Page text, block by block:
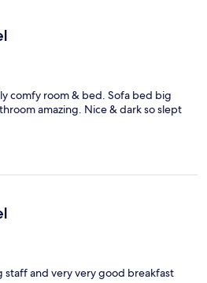
comfy room & bed. Sofa bed big
amazing. Nice & dark so slept
staff and very very good breakfast